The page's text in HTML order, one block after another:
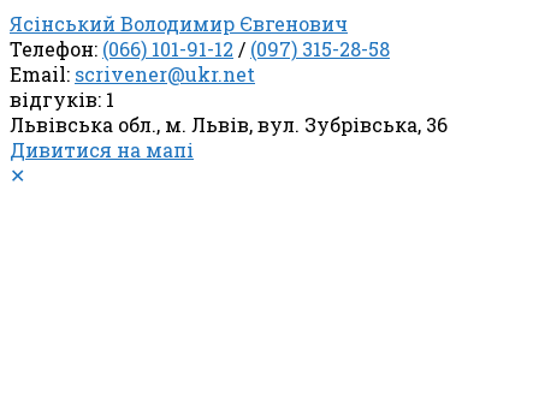
Ясінський Володимир Євгенович
Телефон: (066) 101-91-12 / (097) 315-28-58
Email: scrivener@ukr.net
відгуків: 1
Львівська обл., м. Львів, вул. Зубрівська, 36
Дивитися на мапі
✕